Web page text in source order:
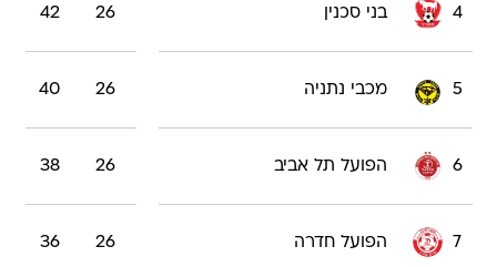
4 בני סכנין 26
42
5 מכבי נתניה 26
40
6 הפועל תל אביב 26
38
7 הפועל חדרה 26
36